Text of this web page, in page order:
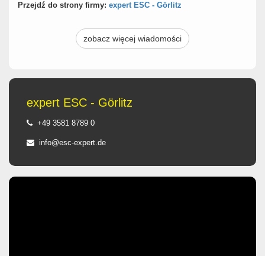
Przejdź do strony firmy: expert ESC - Görlitz
zobacz więcej wiadomości
expert ESC - Görlitz
+49 3581 8789 0
info@esc-expert.de